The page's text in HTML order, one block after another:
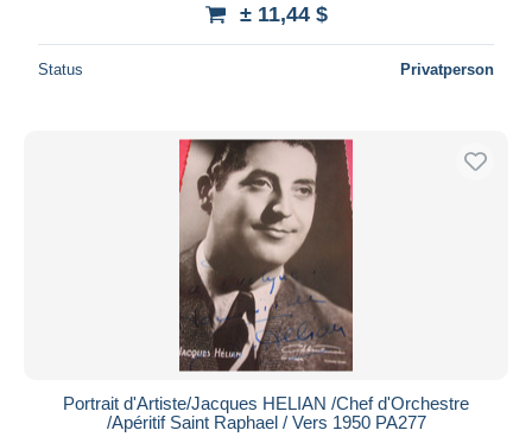
± 11,44 $
Status Privatperson
Portrait d'Artiste/Jacques HELIAN /Chef d'Orchestre
/Apéritif Saint Raphael / Vers 1950 PA277